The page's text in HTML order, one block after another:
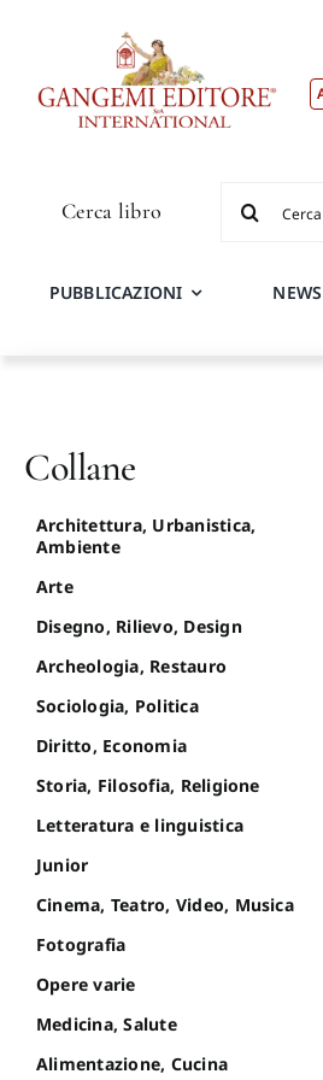
Cerca libro
per:
PUBBLICAZIONI
Collane
Architettura, Urbanistica,
Ambiente
Arte
Disegno, Rilievo, Design
Archeologia, Restauro
Sociologia, Politica
Diritto, Economia
Storia, Filosofia, Religione
Letteratura e linguistica
Junior
Cinema, Teatro, Video, Musica
Fotografia
Opere varie
Medicina, Salute
Alimentazione, Cucina